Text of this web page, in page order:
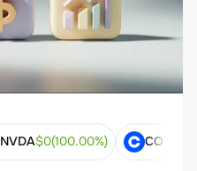
NVDA$0(100.00%) COIN